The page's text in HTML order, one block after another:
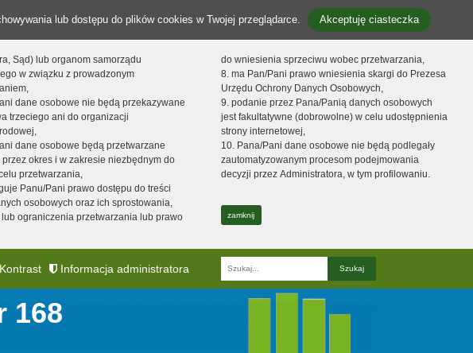
lub dostępu do plików cookies w Twojej przeglądarce. Akceptuję ciasteczka
Sąd) lub organom samorządu
w związku z prowadzonym
dane osobowe nie będą przekazywane
trzeciego ani do organizacji
dane osobowe będą przetwarzane
przez okres i w zakresie niezbędnym do
przetwarzania,
Panu/Pani prawo dostępu do treści
osobowych oraz ich sprostowania,
ograniczenia przetwarzania lub prawo
do wniesienia sprzeciwu wobec przetwarzania,
8. ma Pan/Pani prawo wniesienia skargi do Prezesa
Urzędu Ochrony Danych Osobowych,
9. podanie przez Pana/Panią danych osobowych
jest fakultatywne (dobrowolne) w celu udostępnienia
strony internetowej,
10. Pana/Pani dane osobowe nie będą podlegały
zautomatyzowanym procesom podejmowania
decyzji przez Administratora, w tym profilowaniu.
zamknij
Kontrast Informacja administratora
Fraza
168